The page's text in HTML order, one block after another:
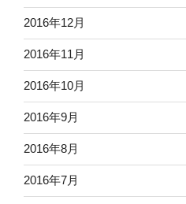
2016年12月
2016年11月
2016年10月
2016年9月
2016年8月
2016年7月